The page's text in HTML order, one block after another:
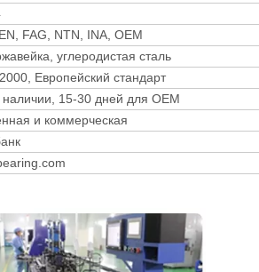
51130 (8130) упорный шариковый
подшипник
FAG, NTN, INA, OEM
углеродистая сталь
Европейский стандарт
15-30 дней для OEM
и коммерческая